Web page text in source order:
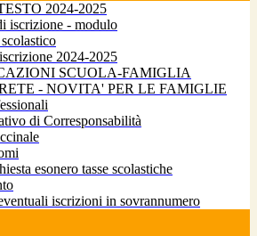
2024-2025
iscrizione - modulo
2024-2025
SCUOLA-FAMIGLIA
- NOVITA' PER LE FAMIGLIE
di Corresponsabilità
esonero tasse scolastiche
iscrizioni in sovrannumero